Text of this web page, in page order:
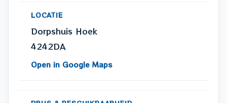
LOCATIE
Dorpshuis Hoek
4242DA
Open in Google Maps